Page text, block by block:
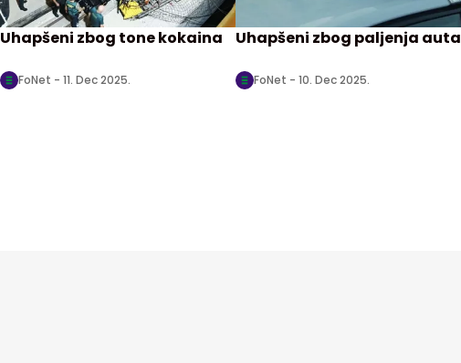
Uhapšeni zbog tone kokaina
FoNet - 11. Dec 2025.
Uhapšeni zbog paljenja auta
FoNet - 10. Dec 2025.